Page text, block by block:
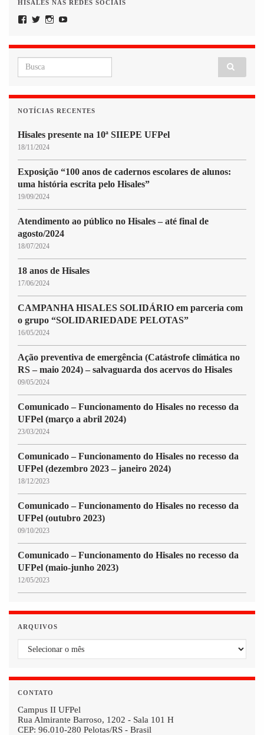
HISALES NAS REDES SOCIAIS
Facebook
TwitterInstagram
NOTÍCIAS RECENTES
Hisales presente na 10ª SIIEPE UFPel
18/11/2024
Exposição “100 anos de cadernos escolares de alunos:
uma história escrita pelo Hisales”
19/09/2024
Atendimento ao público no Hisales – até final de
agosto/2024
18/07/2024
18 anos de Hisales
17/06/2024
CAMPANHA HISALES SOLIDÁRIO em parceria com
o grupo “SOLIDARIEDADE PELOTAS”
16/05/2024
Ação preventiva de emergência (Catástrofe climática no
RS – maio 2024) – salvaguarda dos acervos do Hisales
09/05/2024
Comunicado – Funcionamento do Hisales no recesso da
UFPel (março a abril 2024)
23/03/2024
Comunicado – Funcionamento do Hisales no recesso da
UFPel (dezembro 2023 – janeiro 2024)
18/12/2023
Comunicado – Funcionamento do Hisales no recesso da
UFPel (outubro 2023)
09/10/2023
Comunicado – Funcionamento do Hisales no recesso da
UFPel (maio-junho 2023)
12/05/2023
ARQUIVOS
CONTATO
Campus II UFPel
Rua Almirante Barroso, 1202 - Sala 101 H
CEP: 96.010-280 Pelotas/RS - Brasil